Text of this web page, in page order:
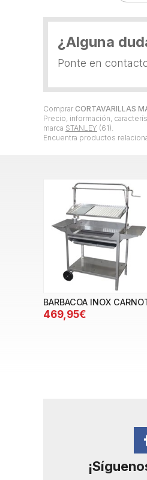
Comprar CORTAVARILLAS
Precio, información,
marca STANLEY (61).
Encuentra productos
¿Alguna
Ponte en
BARBACOA INOX
469,95€